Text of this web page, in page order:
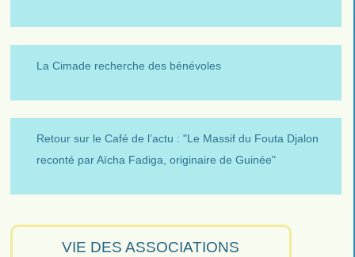
La Cimade recherche des bénévoles
Retour sur le Café de l’actu : "Le Massif du Fouta Djalon
reconté par Aïcha Fadiga, originaire de Guinée"
VIE DES ASSOCIATIONS